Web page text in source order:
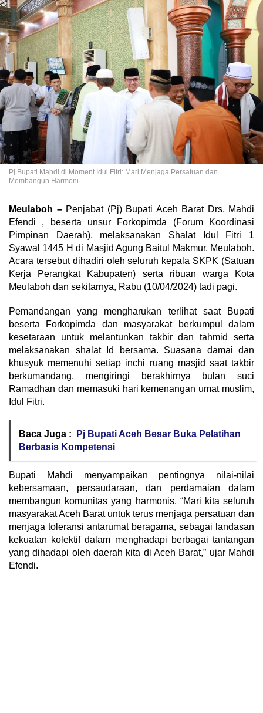
Pj Bupati Mahdi di Moment Idul Fitri: Mari Menjaga Persatuan dan
Membangun Harmoni.
Meulaboh –Penjabat (Pj) Bupati Aceh Barat Drs. Mahdi
Efendi , beserta unsur Forkopimda (Forum Koordinasi
Pimpinan Daerah), melaksanakan Shalat Idul Fitri 1
Syawal 1445 H di Masjid Agung Baitul Makmur, Meulaboh.
Acara tersebut dihadiri oleh seluruh kepala SKPK (Satuan
Kerja Perangkat Kabupaten) serta ribuan warga Kota
Meulaboh dan sekitarnya, Rabu (10/04/2024) tadi pagi.
Pemandangan yang mengharukan terlihat saat Bupati
beserta Forkopimda dan masyarakat berkumpul dalam
kesetaraan untuk melantunkan takbir dan tahmid serta
melaksanakan shalat Id bersama. Suasana damai dan
khusyuk memenuhi setiap inchi ruang masjid saat takbir
berkumandang, mengiringi berakhirnya bulan suci
Ramadhan dan memasuki hari kemenangan umat muslim,
Idul Fitri.
Baca Juga :
Pj Bupati Aceh Besar Buka Pelatihan
Berbasis Kompetensi
Bupati Mahdi menyampaikan pentingnya nilai-nilai
kebersamaan, persaudaraan, dan perdamaian dalam
membangun komunitas yang harmonis. “Mari kita seluruh
masyarakat Aceh Barat untuk terus menjaga persatuan dan
menjaga toleransi antarumat beragama, sebagai landasan
kekuatan kolektif dalam menghadapi berbagai tantangan
yang dihadapi oleh daerah kita di Aceh Barat,” ujar Mahdi
Efendi.